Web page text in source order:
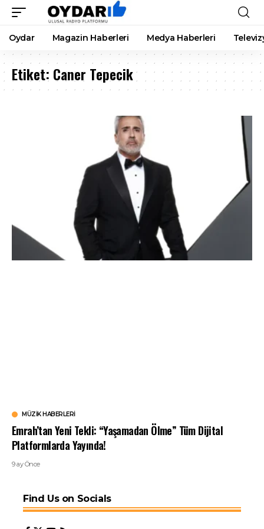
Oydar Magazin Haberleri Medya Haberleri
Etiket: Caner Tepecik
MÜZIK HABERLERI
Emrah’tan Yeni Tekli: “Yaşamadan Ölme” Tüm Dijital
Platformlarda Yayında!
9 ay Önce
Find Us on Socials